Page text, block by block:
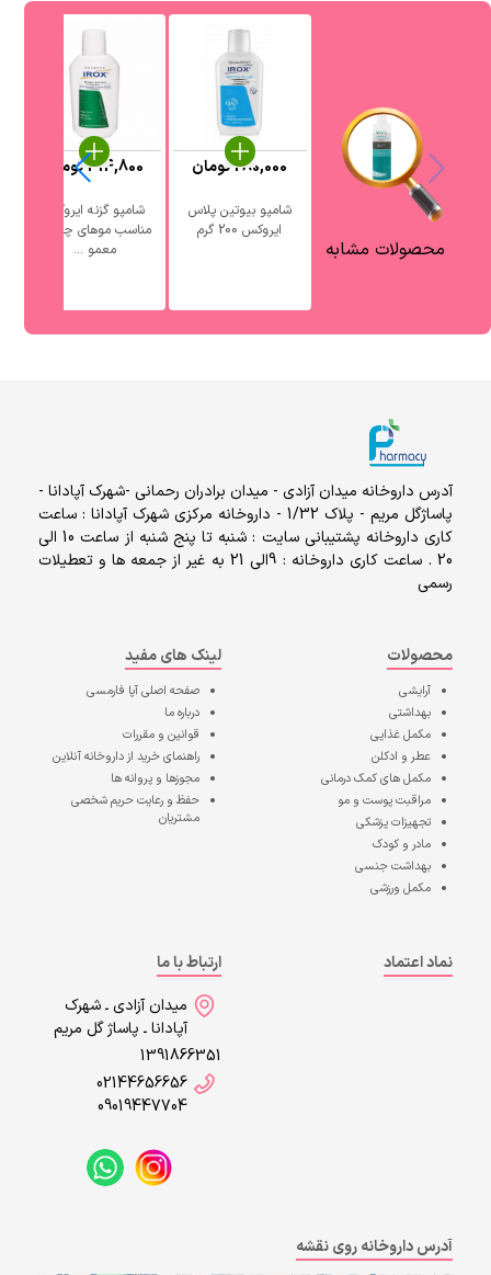
محصولات مشابه
شامپو بیوتین پلاس
ایروکس 200 گرم
280,000تومان
شامپو گزنه ایروکس
مناسب موهای چرب و
معمو ...
414,800تومان
آدرس داروخانه میدان آزادی - میدان برادران رحمانی -شهرک آپادانا -
پاساژگل مریم - پلاک 1/32 - داروخانه مرکزی شهرک آپادانا : ساعت
کاری داروخانه پشتیبانی سایت : شنبه تا پنج شنبه از ساعت 10 الی
20 . ساعت کاری داروخانه : 9الی 21 به غیر از جمعه ها و تعطیلات
رسمی
محصولات
آرایشی
بهداشتی
مکمل غذایی
عطر و ادکلن
مکمل های کمک درمانی
مراقبت پوست و مو
تجهیزات پزشکی
مادر و کودک
بهداشت جنسی
مکمل ورزشی
لینک های مفید
صفحه اصلیآپا فارمسی
درباره ما
قوانین و مقررات
راهنمای خرید از داروخانه آنلاین
مجوزها و پروانه ها
حفظ و رعایت حریم شخصی
مشتریان
نماد اعتماد
ارتباط با ما
میدان آزادی ـ شهرک
آپادانا ـ پاساژ گل مریم
1391866351
02144656656
09019447704
آدرس داروخانه روی نقشه